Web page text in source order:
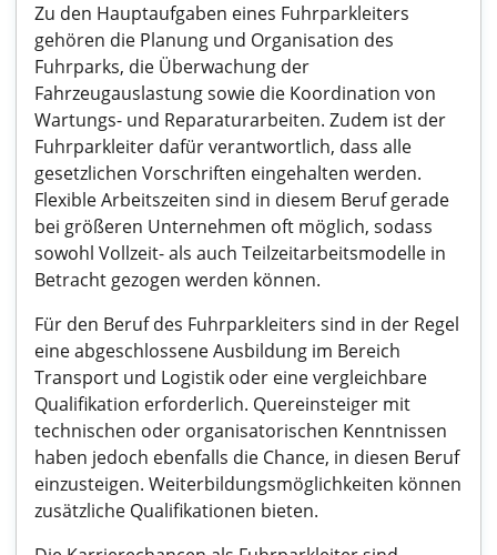
Zu den Hauptaufgaben eines Fuhrparkleiters
gehören die Planung und Organisation des
Fuhrparks, die Überwachung der
Fahrzeugauslastung sowie die Koordination von
Wartungs- und Reparaturarbeiten. Zudem ist der
Fuhrparkleiter dafür verantwortlich, dass alle
gesetzlichen Vorschriften eingehalten werden.
Flexible Arbeitszeiten sind in diesem Beruf gerade
bei größeren Unternehmen oft möglich, sodass
sowohl Vollzeit- als auch Teilzeitarbeitsmodelle in
Betracht gezogen werden können.
Für den Beruf des Fuhrparkleiters sind in der Regel
eine abgeschlossene Ausbildung im Bereich
Transport und Logistik oder eine vergleichbare
Qualifikation erforderlich. Quereinsteiger mit
technischen oder organisatorischen Kenntnissen
haben jedoch ebenfalls die Chance, in diesen Beruf
einzusteigen. Weiterbildungsmöglichkeiten können
zusätzliche Qualifikationen bieten.